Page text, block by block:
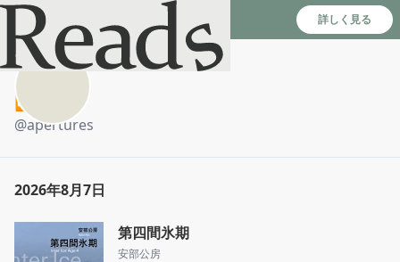
Reads - 読書のSNS＆記録アプリ 詳しく見る
⏮️
@apertures
2026年8月7日
第四間氷期
安部公房